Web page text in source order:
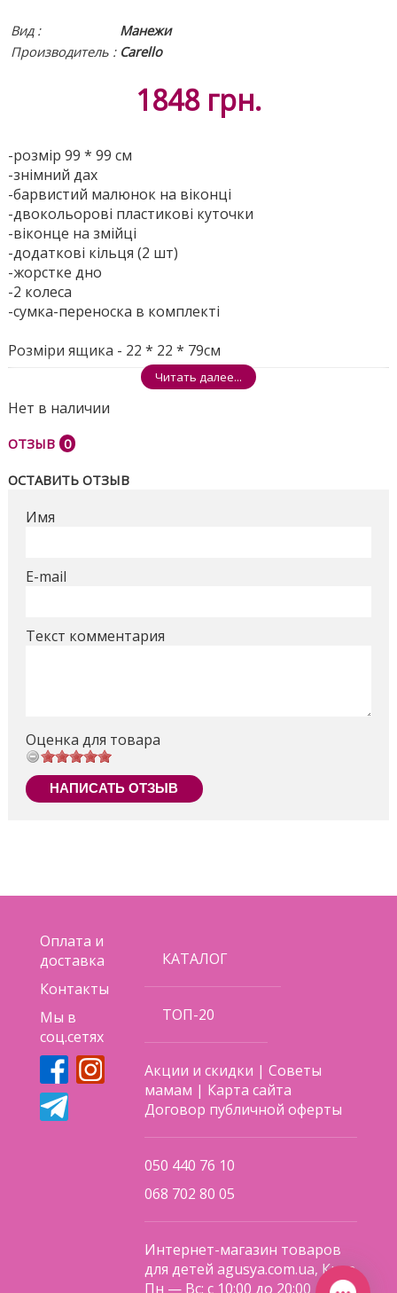
Вид :
Манежи
Производитель : Carello
1848 грн.
-розмір 99 * 99 см
-знімний дах
-барвистий малюнок на віконці
-двокольорові пластикові куточки
-віконце на змійці
-додаткові кільця (2 шт)
-жорстке дно
-2 колеса
-сумка-переноска в комплекті
Розміри ящика - 22 * 22 * 79см
Читать далее...
Нет в наличии
ОТЗЫВ 0
ОСТАВИТЬ ОТЗЫВ
Имя
E-mail
Текст комментария
Оценка для товара
НАПИСАТЬ ОТЗЫВ
Оплата и
доставка
Контакты
Мы в
соц.сетях
КАТАЛОГ
ТОП-20
Акции и скидки |Советы
мамам | Карта сайта
Договор публичной оферты
050 440 76 10
068 702 80 05
Интернет-магазин товаров
для детей agusya.com.ua, Киев
Пн — Вс: с 10:00 до 20:00